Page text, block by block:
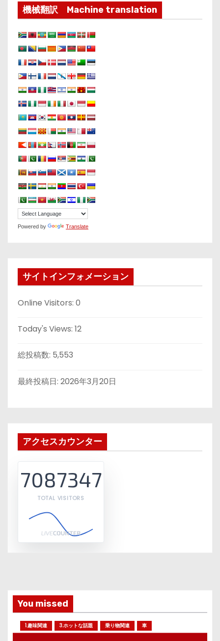
機械翻訳 Machine translation
Powered by Translate
サイトインフォメーション
Online Visitors: 0
Today's Views: 12
総投稿数: 5,553
最終投稿日: 2026年3月20日
アクセスカウンター
7087347
TOTAL VISITORS
You missed
1.趣味関連 3.ホットな話題 乗り物関連 車